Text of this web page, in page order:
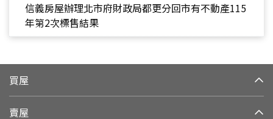
信義房屋辦理北市府財政局都更分回市有不動產115
年第2次標售結果
買屋
賣屋